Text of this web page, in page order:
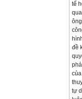
tế
đề
tự